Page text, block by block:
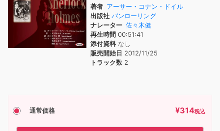
著者 アーサー・コナン・ドイル
出版社 パンローリング
ナレーター 佐々木健
再生時間 00:51:41
添付資料なし
販売開始日 2012/11/25
トラック数 2
通常価格 ¥314税込